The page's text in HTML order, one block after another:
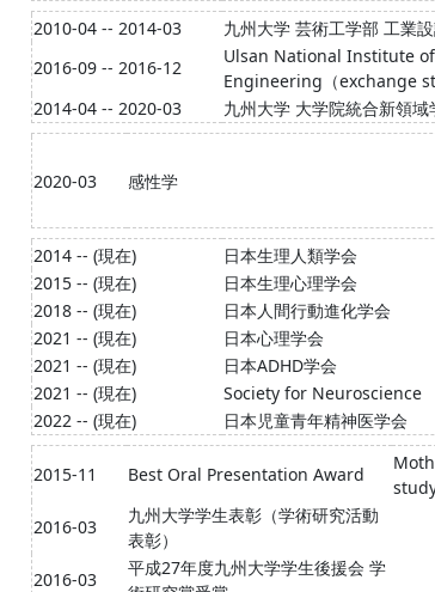
2010-04 -- 2014-03
九州大学 芸術工学部 工業
2016-09 -- 2016-12
Ulsan National Institute
Engineering（exchange
2014-04 -- 2020-03
九州大学 大学院統合新領
2020-03 感性学
2014 -- (現在)
日本生理人類学会
2015 -- (現在)
日本生理心理学会
2018 -- (現在)
日本人間行動進化学会
2021 -- (現在)
日本心理学会
2021 -- (現在)
日本ADHD学会
2021 -- (現在)
Society for Neuroscience
2022 -- (現在)
日本児童青年精神医学会
2015-11 Best Oral Presentation Award
2016-03
九州大学学生表彰（学術研究活動
表彰）
2016-03
平成27年度九州大学学生後援会 学